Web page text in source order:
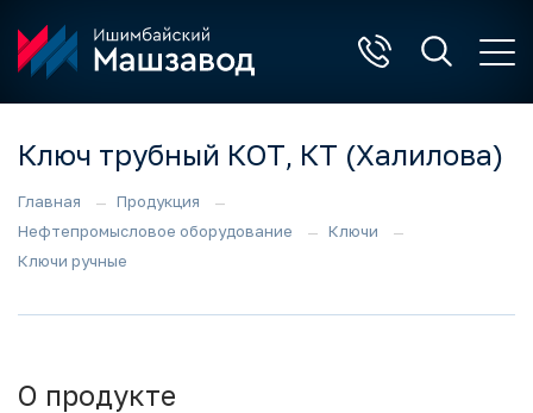
Ключ трубный КОТ, КТ (Халилова)
Главная
Продукция
Нефтепромысловое оборудование
Ключи
Ключи ручные
О продукте